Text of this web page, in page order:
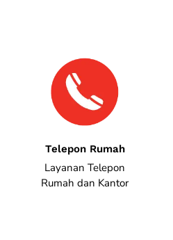
Telepon Rumah
Layanan Telepon
Rumah dan Kantor